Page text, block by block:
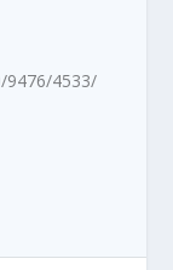
9476/4533/